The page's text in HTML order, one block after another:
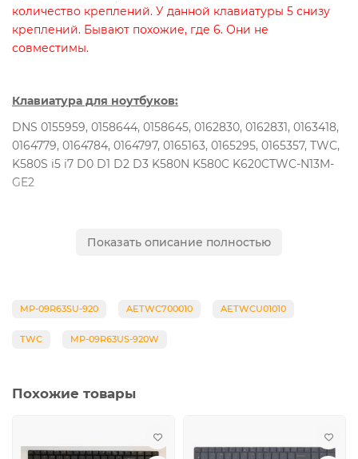
количество креплений. У данной клавиатуры 5 снизу
креплений. Бывают похожие, где 6. Они не
совместимы.
Клавиатура для ноутбуков:
DNS 0155959, 0158644, 0158645, 0162830, 0162831, 0163418,
0164779, 0164784, 0164797, 0165163, 0165295, 0165357, TWC,
K580S i5 i7 D0 D1 D2 D3 K580N K580C K620CTWC-N13M-
GE2
Взаимозаменяема с моделями клавиатур, P/N:
Показать описание полностью
MP-09R63SU-920 AETWC700010 AETWCU01010
TWC MP-09R63US-920W
Похожие товары